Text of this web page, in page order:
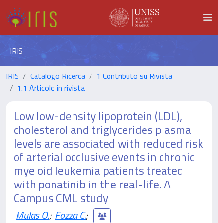
IRIS
IRIS Catalogo Ricerca
1 Contributo su Rivista
1.1 Articolo in rivista
Low low-density lipoprotein (LDL),
cholesterol and triglycerides plasma
levels are associated with reduced risk
of arterial occlusive events in chronic
myeloid leukemia patients treated
with ponatinib in the real-life. A
Campus CML study
Mulas O.; Fozza C.;